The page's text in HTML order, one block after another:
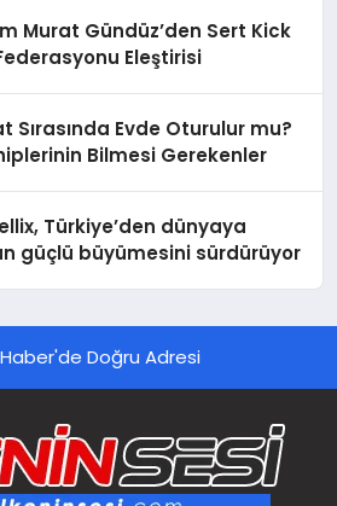
Murat Gündüz’den Sert Kick
Eleştirisi
Sırasında Evde Oturulur mu?
Bilmesi Gerekenler
Türkiye’den dünyaya
güçlü büyümesini sürdürüyor
Doğru Adresi